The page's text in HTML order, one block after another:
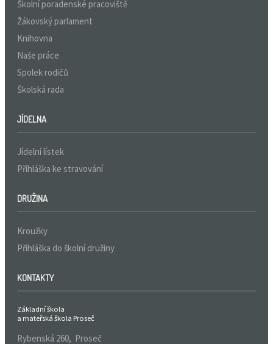
Školní poradenské pracoviště
Žákovský parlament
Knihovna
Naše práce
Spolek rodičů
Školská rada
JÍDELNA
Jídelní lístek
Přihláška ke stravování
DRUŽINA
Kroužky
Přihláška do školní družiny
KONTAKTY
Základní škola
a mateřská škola Proseč
Rybenská 260, Proseč